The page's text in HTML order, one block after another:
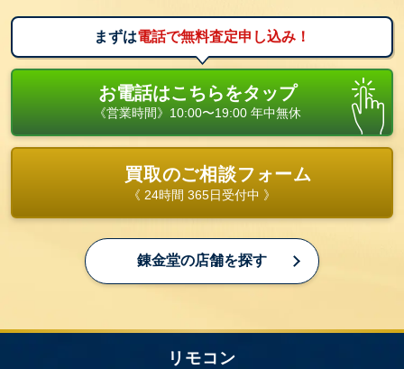
です。点灯・消灯はもちろん、調光や調色が可能な
モデルも増えています。
パナソニックの「HK」シリーズなどが代表的で、シ
ーリングライトとセットになっている場合が多いで
査定のポイントとしては、各段階の明るさ切替やカ
ラー切替が正常にできるか、汚れやボタンの摩耗具
6. 学習・ユニバーサルリモコン
複数の機器を一括操作できるリモコンで、ユーザー
まずは電話で無料査定申し込み！
お電話はこちらをタップ
《営業時間》10:00〜19:00 年中無休
買取のご相談フォーム
《 24時間 365日受付中 》
錬金堂の店舗を探す
リモコン